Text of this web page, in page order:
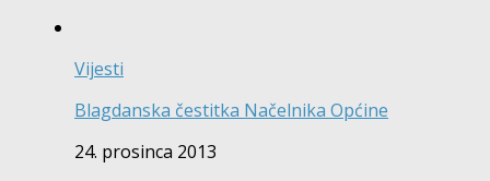
Vijesti
Blagdanska čestitka Načelnika Općine
24. prosinca 2013